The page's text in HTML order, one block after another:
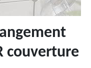
couverture